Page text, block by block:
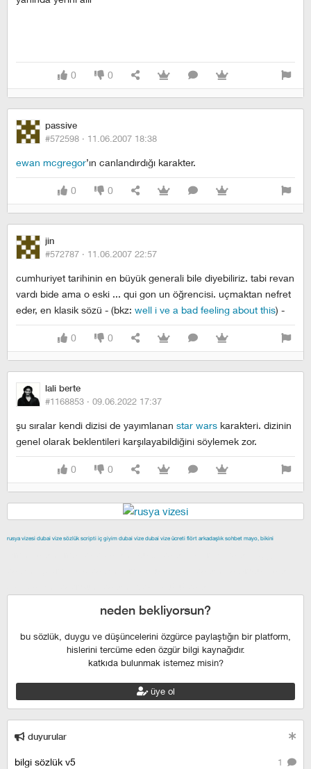
0 0
passive
#572598 · 11.06.2007 18:38
ewan mcgregor’ın canlandırdığı karakter.
0 0
jin
#572787 · 11.06.2007 22:57
cumhuriyet tarihinin en büyük generali bile diyebiliriz. tabi revan
vardı bide ama o eski ... qui gon un öğrencisi. uçmaktan nefret
eder, en klasik sözü - (bkz: well i ve a bad feeling about this) -
0 0
lali berte
#1168853 · 09.06.2022 17:37
şu sıralar kendi dizisi de yayımlanan star wars karakteri. dizinin
genel olarak beklentileri karşılayabildiğini söylemek zor.
0 0
rusya vizesi dubai vize sözlük scripti iç giyim dubai vize dubai vize ücreti flört arkadaşlık sohbet mayo, bikini
neden bekliyorsun?
bu sözlük, duygu ve düşüncelerini özgürce paylaştığın bir platform,
hislerini tercüme eden özgür bilgi kaynağıdır.
katkıda bulunmak istemez misin?
üye ol
duyurular
1
bilgi sözlük v5